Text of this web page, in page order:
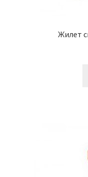
Жилет